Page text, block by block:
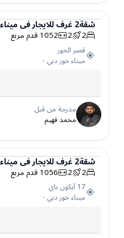
شقة
شقة2غرفللايجارفي
2
2
1052قدم مربع
قصر الخور
ميناء خور دبي -
مدرجة من قبل
محمد فهيم
شقة
شقة2غرفللايجارفي
2
2
1056قدم مربع
17 آيكون باي
ميناء خور دبي -